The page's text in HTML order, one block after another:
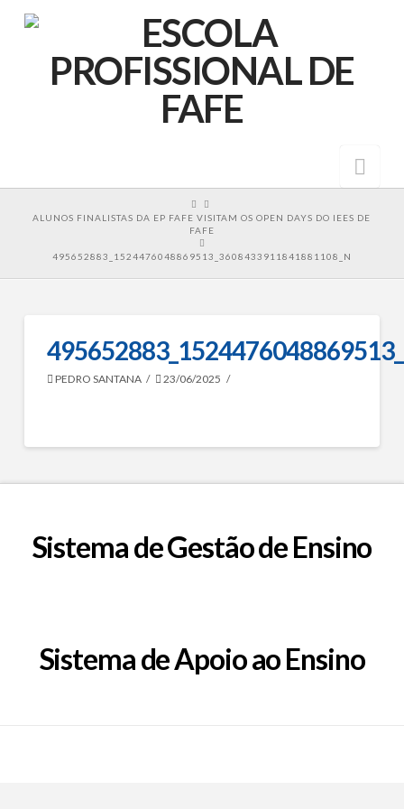
HOME
ALUNOS FINALISTAS DA EP FAFE VISITAM OS OPEN DAYS DO IEES DE
FAFE
495652883_1524476048869513_3608433911841881108_N
PEDRO SANTANA 23/06/2025
Sistema de Gestão de Ensino
Sistema de Apoio ao Ensino